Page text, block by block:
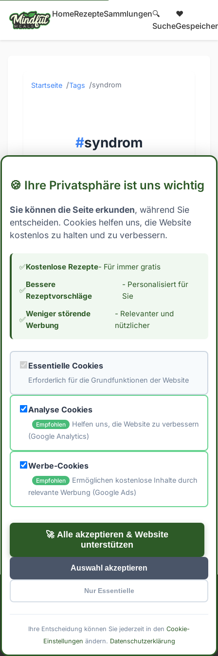
HomeRezepteSammlungen🔍
Suche
❤️
Startseite Tags syndrom
#syndrom
Ernährung
Das Leaky Gut Syndrom, auch als
durchlässiger Darm bekannt, gewinnt
Symptomen und suc...
Beliebte Tags
#gesunde-ernährung
ImpressumDatenschutzerklärungCookie-Einstellungen
Ernährung.
🍪 Ihre Privatsphäre ist uns wichtig
Sie können die Seite erkunden, während Sie
entscheiden. Cookies helfen uns, die Website
kostenlos zu halten und zu verbessern.
✅Kostenlose Rezepte- Für immer gratis
✅
Bessere
Rezeptvorschläge
- Personalisiert für
Sie
✅
Weniger störende
Werbung
- Relevanter und
nützlicher
Essentielle Cookies
Erforderlich für die Grundfunktionen der Website
Analyse Cookies
Empfohlen
Helfen uns, die Website zu verbessern
(Google Analytics)
Werbe-Cookies
Empfohlen
Ermöglichen kostenlose Inhalte durch
relevante Werbung (Google Ads)
🚀 Alle akzeptieren & Website
unterstützen
Auswahl akzeptieren
Nur Essentielle
Ihre Entscheidung können Sie jederzeit in den Cookie-
Einstellungen ändern. Datenschutzerklärung